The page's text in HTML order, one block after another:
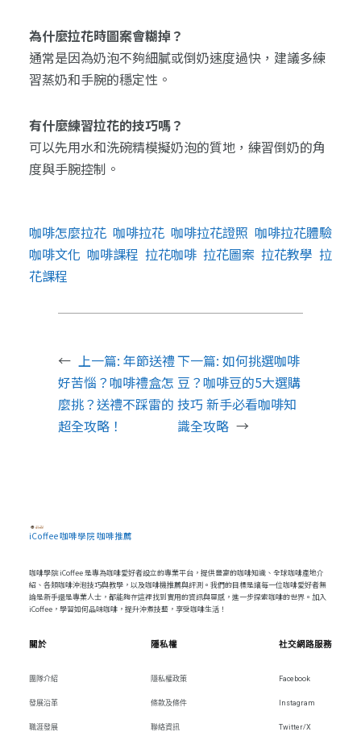
為什麼拉花時圖案會糊掉？
通常是因為奶泡不夠細膩或倒奶速度過快，建議多練
習蒸奶和手腕的穩定性。
有什麼練習拉花的技巧嗎？
可以先用水和洗碗精模擬奶泡的質地，練習倒奶的角
度與手腕控制。
咖啡怎麼拉花 咖啡拉花 咖啡拉花證照 咖啡拉花體驗
咖啡文化 咖啡課程 拉花咖啡 拉花圖案 拉花教學 拉
花課程
← 上一篇: 年節送禮
好苦惱？咖啡禮盒怎
麼挑？送禮不踩雷的
超全攻略！
下一篇: 如何挑選咖啡
豆？咖啡豆的5大選購
技巧 新手必看咖啡知
識全攻略 →
iCoffee 咖啡學院 咖啡推薦
咖啡學院 iCoffee 是專為咖啡愛好者設立的專業平台，提供豐富的咖啡知識、全球咖啡產地介
紹、各類咖啡沖泡技巧與教學，以及咖啡機推薦與評測。我們的目標是讓每一位咖啡愛好者無
論是新手還是專業人士，都能夠在這裡找到實用的資訊與靈感，進一步探索咖啡的世界。加入
iCoffee，學習如何品味咖啡，提升沖煮技藝，享受咖啡生活！
關於
團隊介紹
發展沿革
職涯發展
隱私權
隱私權政策
條款及條件
聯絡資訊
社交網路服務
Facebook
Instagram
Twitter/X